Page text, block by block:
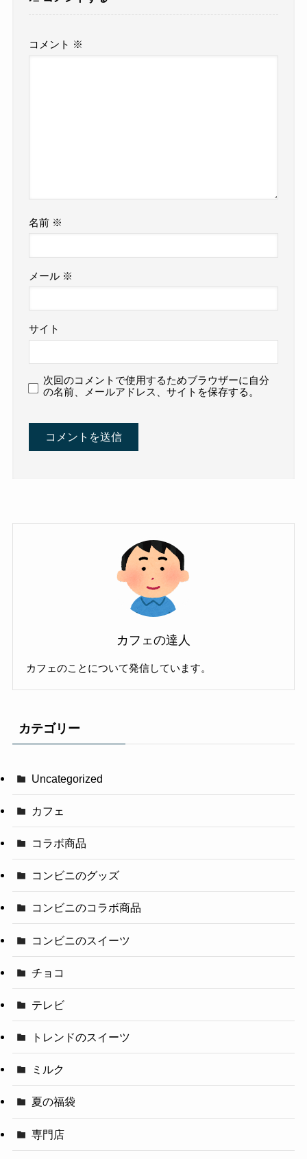
コメント ※
名前 ※
メール ※
サイト
次回のコメントで使用するためブラウザーに自分
の名前、メールアドレス、サイトを保存する。
カフェの達人
カフェのことについて発信しています。
カテゴリー
Uncategorized
カフェ
コラボ商品
コンビニのグッズ
コンビニのコラボ商品
コンビニのスイーツ
チョコ
テレビ
トレンドのスイーツ
ミルク
夏の福袋
専門店